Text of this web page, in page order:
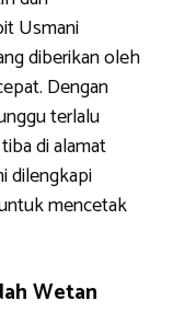
Usmani
diberikan oleh
Dengan
terlalu
di alamat
dilengkapi
mencetak
Wetan